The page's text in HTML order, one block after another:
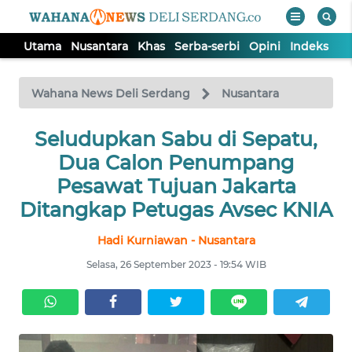
Utama Nusantara Khas Serba-serbi Opini Indeks
Wahana News Deli Serdang Nusantara
Seludupkan Sabu di Sepatu,
Dua Calon Penumpang
Pesawat Tujuan Jakarta
Ditangkap Petugas Avsec KNIA
Hadi Kurniawan - Nusantara
Selasa, 26 September 2023 - 19:54 WIB
TV
Tutup
UTAMA
NUSANTARA
SERBI
OPINI